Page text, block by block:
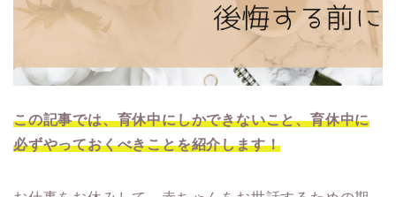
この記事では、育休中にしかできないこと、育休中に
必ずやっておくべきことを紹介します！